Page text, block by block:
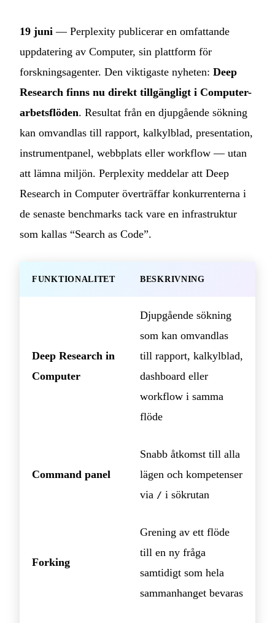
19 juni — Perplexity publicerar en omfattande
uppdatering av Computer, sin plattform för
forskningsagenter. Den viktigaste nyheten: Deep
Research finns nu direkt tillgängligt i Computer-
arbetsflöden. Resultat från en djupgående sökning
kan omvandlas till rapport, kalkylblad, presentation,
instrumentpanel, webbplats eller workflow — utan
att lämna miljön. Perplexity meddelar att Deep
Research in Computer överträffar konkurrenterna i
de senaste benchmarks tack vare en infrastruktur
som kallas “Search as Code”.
FUNKTIONALITET BESKRIVNING
Deep Research in
Computer
Djupgående sökning
som kan omvandlas
till rapport, kalkylblad,
dashboard eller
workflow i samma
flöde
Command panel
Snabb åtkomst till alla
lägen och kompetenser
via / i sökrutan
Forking
Grening av ett flöde
till en ny fråga
samtidigt som hela
sammanhanget bevaras